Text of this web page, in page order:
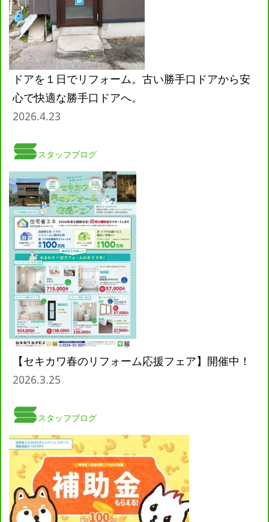
ドアを１日でリフォーム。古い勝手口ドアから安
心で快適な勝手口ドアへ。
2026.4.23
スタッフブログ
【セキカワ春のリフォーム応援フェア】開催中！
2026.3.25
スタッフブログ